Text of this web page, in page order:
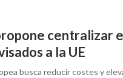
centralizar
a la UE
busca reducir costes y